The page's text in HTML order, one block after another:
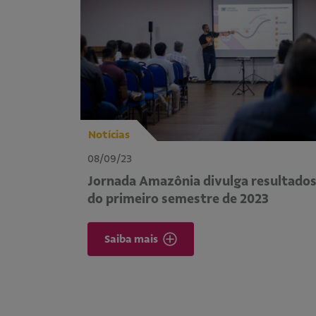
Notícias
08/09/23
Jornada Amazônia divulga resultados
do primeiro semestre de 2023
Saiba mais